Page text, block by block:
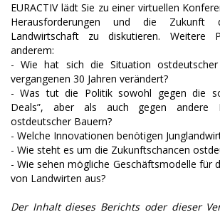
EURACTIV lädt Sie zu einer virtuellen
Herausforderungen und die Zukunft
Landwirtschaft zu diskutieren. Weitere
anderem:
- Wie hat sich die Situation
vergangenen 30 Jahren verändert?
- Was tut die Politik sowohl gegen die
Deals”, aber als auch gegen andere
ostdeutscher Bauern?
- Welche Innovationen benötigen
- Wie steht es um die Zukunftschancen
- Wie sehen mögliche Geschäftsmodelle für
von Landwirten aus?
Der Inhalt dieses Berichts oder dieser